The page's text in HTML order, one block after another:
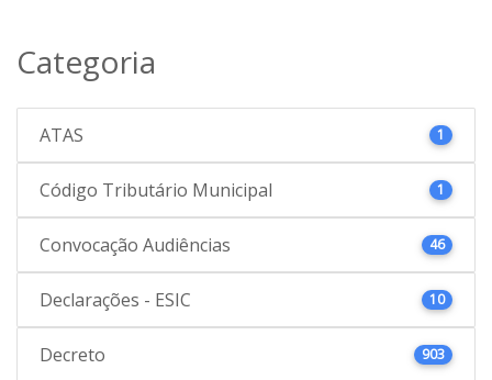
Categoria
ATAS 1
Código Tributário Municipal 1
Convocação Audiências 46
Declarações - ESIC 10
Decreto 903